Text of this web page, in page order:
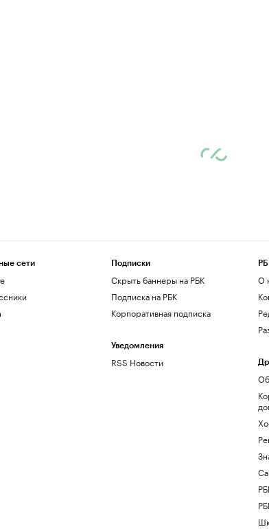
сети Подписки
Скрыть баннеры на РБК
Подписка на РБК
Корпоративная подписка
Уведомления
RSS Новости
О